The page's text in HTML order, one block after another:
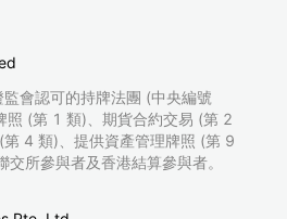
會認可的持牌法團 (中央編號
照 (第 1 類)、期貨合約交易 (第 2
4 類)、提供資產管理牌照 (第 9
所參與者及香港結算參與者。